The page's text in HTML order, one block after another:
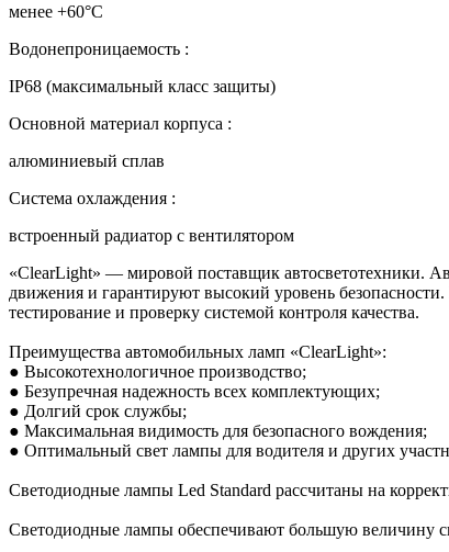
менее +60°C
Водонепроницаемость :
IP68 (максимальный класс защиты)
Основной материал корпуса :
алюминиевый сплав
Система охлаждения :
встроенный радиатор с вентилятором
«ClearLight» — мировой поставщик автосветотехники.
движения и гарантируют высокий уровень
тестирование и проверку системой контроля качества.
Преимущества автомобильных ламп «ClearLight»:
● Высокотехнологичное производство;
● Безупречная надежность всех комплектующих;
● Долгий срок службы;
● Максимальная видимость для безопасного вождения;
● Оптимальный свет лампы для водителя и других
Светодиодные лампы Led Standard рассчитаны на
Светодиодные лампы обеспечивают большую величину